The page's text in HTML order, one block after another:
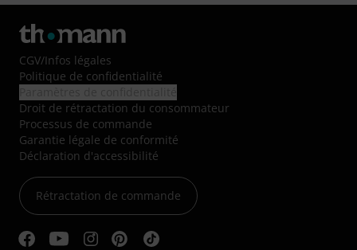
CGV/Infos légales
Politique de confidentialité
Droit de rétractation du consommateur
Processus de commande
Garantie légale de conformité
Déclaration d'accessibilité
Rétractation de commande